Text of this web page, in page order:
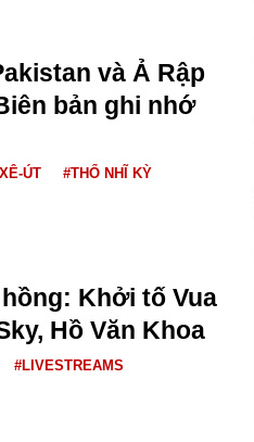
và Ả Rập
bản ghi nhớ
ÚT #THỔ NHĨ KỲ
Khởi tố Vua
Hồ Văn Khoa
#LIVESTREAMS